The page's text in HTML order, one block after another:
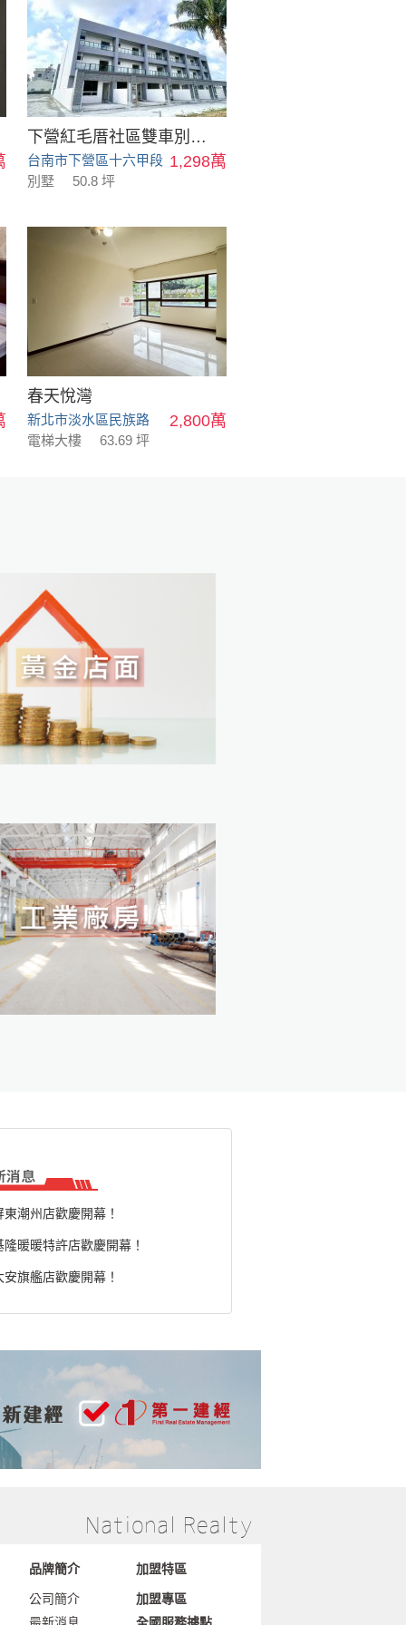
下營紅毛厝社區雙車別墅_B6
台南市下營區十六甲段 1,298萬
別墅 50.8 坪
春天悅灣
新北市淡水區民族路 2,800萬
電梯大樓 63.69 坪
東潮州店歡慶開幕！
隆暖暖特許店歡慶開幕！
安旗艦店歡慶開幕！
品牌簡介
公司簡介
加盟特區
加盟專區